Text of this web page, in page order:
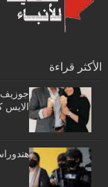
الأكثر قراءة
جوزيف
الايس